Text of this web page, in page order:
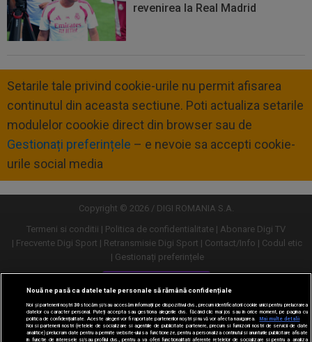
revenirea la Real Madrid
Setarile tale privind cookie-urile nu permit afisarea
continutul din aceasta sectiune. Poti actualiza setarile
modulelor coookie direct din browser sau de
Gestionați preferințele – e nevoie sa accepti cookie-
urile social media
Copyright © 2026 / DIGI ROMANIA S.A.
Termeni si conditii
Politica de confidentialitate
Abonare Digi TV
Frecvente Digi Sport
Retransmisie Digi Sport Contact/Info
Codul etic
Gestionați preferințele
Versiune desktop
Nouă ne pasă ca datele tale personale să rămână confidențiale
Noi și partenerii noștri30stocăm și/sau accesăm informații pe dispozitivul dvs., precum identificatorii cookie unici pentru prelucrarea
datelor cu caracter personal. Puteți accepta sau gestiona alegerile dvs. făcând clic mai jos sau în orice moment, pe pagina cu
politica de confidențialitate. Aceste alegeri vor fi raportate partenerilor noștri și nu vă vor afecta navigarea.
Mai multe detalii
Noi si partenerii nostri (retelele de socializare si agentiile de publicitate partenere, precum si furnizorii nostri de servicii de date
analitice) prelucram date pentru a permite website-ului sa functioneze, pentru a personaliza continutul si anunturile publicitare afisate
in functie de interesele si/sau profilul dvs., pentru a va oferi functionalitati aferente retelelor de socializare si pentru a analiza